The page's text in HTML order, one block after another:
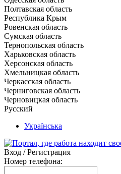
Полтавская область
Республика Крым
Ровенская область
Сумская область
Тернопольская область
Харьковская область
Херсонская область
Хмельницкая область
Черкасская область
Черниговская область
Черновицкая область
Русский
Українська
Вход / Регистрация
Номер телефона: